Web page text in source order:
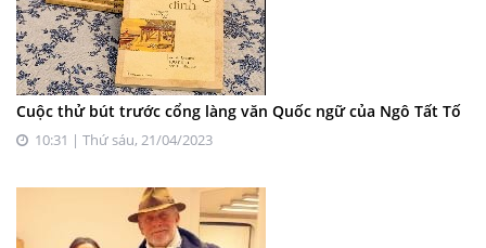
Cuộc thử bút trước cổng làng văn Quốc ngữ của Ngô Tất Tố
10:31 | Thứ sáu, 21/04/2023